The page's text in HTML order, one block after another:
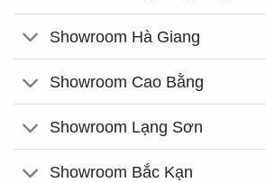
Showroom Hà Giang
Showroom Cao Bằng
Showroom Lạng Sơn
Showroom Bắc Kạn